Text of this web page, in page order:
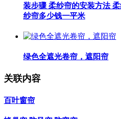
装步骤 柔纱帘的安装方法
纱帘多少钱一平米
绿色全遮光卷帘，遮阳帘
关联内容
百叶窗帘